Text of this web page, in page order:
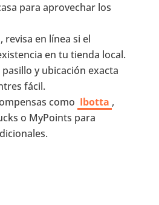
para aprovechar los
revisa en línea si el
en tu tienda local.
y ubicación exacta
fácil.
como Ibotta ,
o MyPoints para